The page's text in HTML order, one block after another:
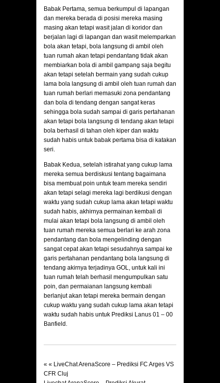
Babak Pertama, semua berkumpul di lapangan
dan mereka berada di posisi mereka masing
masing akan tetapi wasit jalan di koridor dan
berjalan lagi di lapangan dan wasit melemparkan
bola akan tetapi, bola langsung di ambil oleh
tuan rumah akan tetapi pendantang tidak akan
membiarkan bola di ambil gampang saja begitu
akan tetapi setelah bermain yang sudah cukup
lama bola langsung di ambil oleh tuan rumah dan
tuan rumah berlari memasuki zona pendantang
dan bola di tendang dengan sangat keras
sehingga bola sudah sampai di garis pertahanan
akan tetapi bola langsung di tendang akan tetapi
bola berhasil di tahan oleh kiper dan waktu
sudah habis untuk babak pertama bisa di katakan
seri.
Babak Kedua, setelah istirahat yang cukup lama
mereka semua berdiskusi tentang bagaimana
bisa membuat poin untuk team mereka sendiri
akan tetapi selagi mereka lagi berdikusi dengan
waktu yang sudah cukup lama akan tetapi waktu
sudah habis, akhirnya permainan kembali di
mulai akan tetapi bola langsung di ambil oleh
tuan rumah mereka semua berlari ke arah zona
pendantang dan bola mengelinding dengan
sangat cepat akan tetapi sesudahnya sampai ke
garis pertahanan pendantang bola langsung di
tendang akirnya terjadinya GOL, untuk kali ini
tuan rumah telah berhasil mengumpulkan satu
poin, dan permaianan langsung kembali
berlanjut akan tetapi mereka bermain dengan
cukup waktu yang sudah cukup lama akan tetapi
waktu sudah habis untuk Prediksi Lanus 01 – 00
Banfield.
« « LiveChat ArenaScore – Prediksi FC Arges VS
CFR Cluj